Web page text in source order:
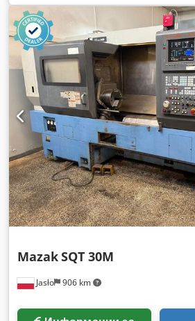
оската Y:1.600 мм, растојание на
мм, оптоварување на масата: 6.300 кг
вретеното:120 мм, брзина на вретено
мин, патување на вретеното:600 мм,
мм
, пречник на вретеното:120 мм,
Jasło 906 km
MazakSQT 30M